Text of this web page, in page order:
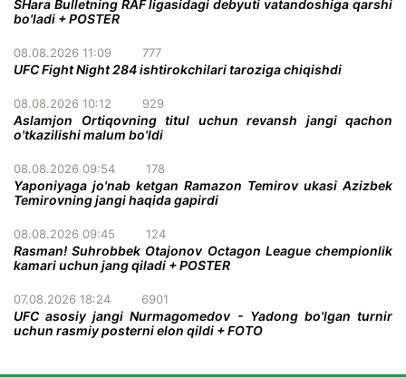
SHara Bulletning RAF ligasidagi debyuti vatandoshiga qarshi
bo'ladi + POSTER
08.08.2026 11:09 777
UFC Fight Night 284 ishtirokchilari taroziga chiqishdi
08.08.2026 10:12 929
Aslamjon Ortiqovning titul uchun revansh jangi qachon
o'tkazilishi malum bo'ldi
08.08.2026 09:54 178
Yaponiyaga jo'nab ketgan Ramazon Temirov ukasi Azizbek
Temirovning jangi haqida gapirdi
08.08.2026 09:45 124
Rasman! Suhrobbek Otajonov Octagon League chempionlik
kamari uchun jang qiladi + POSTER
07.08.2026 18:24 6901
UFC asosiy jangi Nurmagomedov - Yadong bo'lgan turnir
uchun rasmiy posterni elon qildi + FOTO